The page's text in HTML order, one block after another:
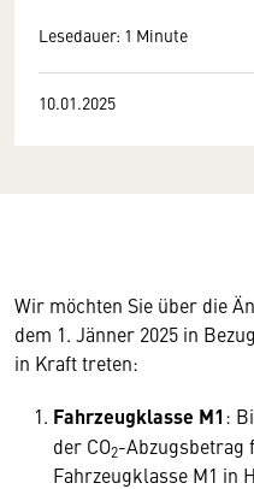
Lesedauer: 1 Minute
10.01.2025
Wir möchten Sie über die
dem 1. Jänner 2025 in
in Kraft treten:
Fahrzeugklasse M1:
der CO2-Abzugsbetrag
Fahrzeugklasse M1 in